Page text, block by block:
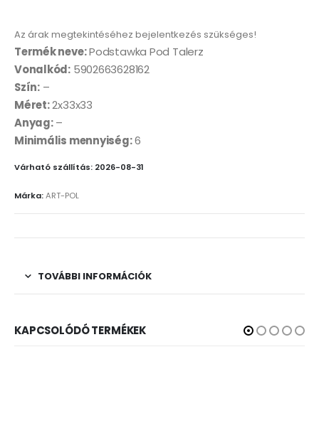
Az árak megtekintéséhez bejelentkezés szükséges!
Termék neve:Podstawka Pod Talerz
Vonalkód: 5902663628162
Szín:–
Méret:2x33x33
Anyag:–
Minimális mennyiség:6
Várható szállítás: 2026-08-31
Márka:ART-POL
TOVÁBBI INFORMÁCIÓK
KAPCSOLÓDÓ TERMÉKEK